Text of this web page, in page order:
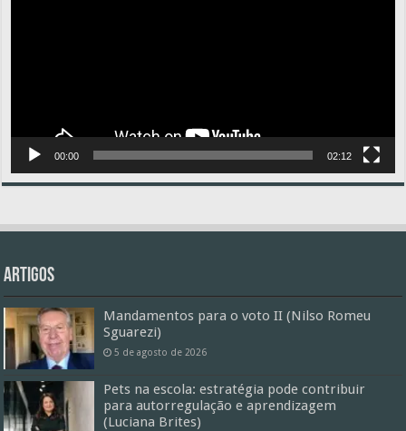
00:00 02:12
Artigos
Mandamentos para o voto II (Nilso Romeu
Sguarezi)
5 de agosto de 2026
Pets na escola: estratégia pode contribuir
para autorregulação e aprendizagem
(Luciana Brites)